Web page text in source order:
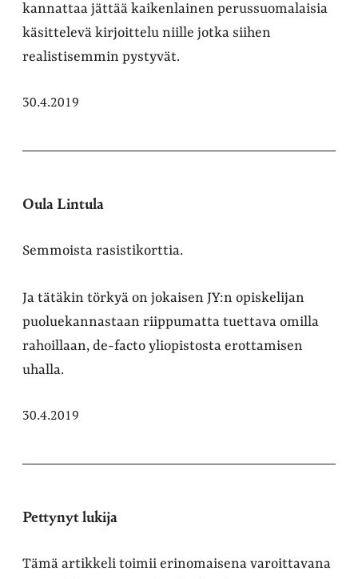
kannattaa jättää kaikenlainen perussuomalaisia
käsittelevä kirjoittelu niille jotka siihen
realistisemmin pystyvät.
30.4.2019
Oula Lintula
Semmoista rasistikorttia.
Ja tätäkin törkyä on jokaisen JY:n opiskelijan
puoluekannastaan riippumatta tuettava omilla
rahoillaan, de-facto yliopistosta erottamisen
uhalla.
30.4.2019
Pettynyt lukija
Tämä artikkeli toimii erinomaisena varoittavana